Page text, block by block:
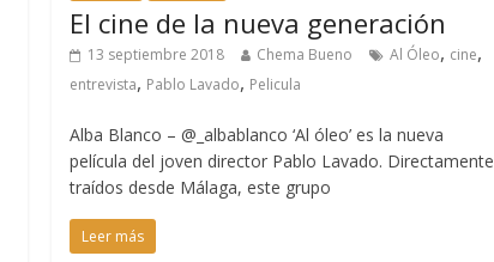
El cine de la nueva generación
13 septiembre 2018 Chema Bueno Al Óleo, cine,
entrevista, Pablo Lavado, Pelicula
Alba Blanco – @_albablanco ‘Al óleo’ es la nueva
película del joven director Pablo Lavado. Directamente
traídos desde Málaga, este grupo
Leer más